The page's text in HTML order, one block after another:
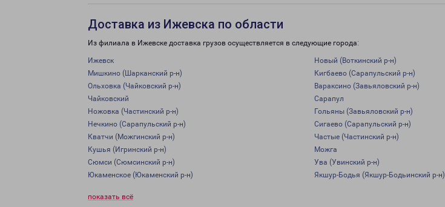
Доставка из Ижевска по области
Из филиала в Ижевске доставка грузов осуществляется в следующие города:
Ижевск Новый (Воткинский р-н)
Мишкино (Шарканский р-н)
Кигбаево (Сарапульский р-н)
Ольховка (Чайковский р-н)
Вараксино (Завьяловский р-н)
Чайковский
Сарапул
Ножовка (Частинский р-н)
Гольяны (Завьяловский р-н)
Нечкино (Сарапульский р-н)
Сигаево (Сарапульский р-н)
Кватчи (Можгинский р-н)
Частые (Частинский р-н)
Кушья (Игринский р-н)
Можга
Сюмси (Сюмсинский р-н)
Ува (Увинский р-н)
Юкаменское (Юкаменский р-н)
Якшур-Бодья (Якшур-Бодьинский р-н)
показать всё